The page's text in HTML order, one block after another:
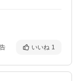
いいね 1